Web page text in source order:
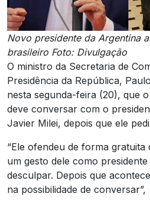
Novo presidente da Argentina
brasileiro Foto: Divulgação
O ministro da Secretaria de
Presidência da República,
nesta segunda-feira (20), que
deve conversar com o
Javier Milei, depois que ele
“Ele ofendeu de forma gratuita
um gesto dele como
desculpar. Depois que
na possibilidade de conversar”,